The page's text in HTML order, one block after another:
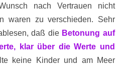
nach Vertrauen nicht
waren zu verschieden. Sehr
daß die Betonung auf
klar über die Werte und
keine Kinder und am Meer